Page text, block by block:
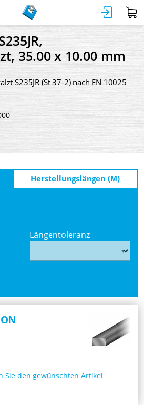
35.00 x 10.00 mm
S235JR (St 37-2) nach EN 10025
Herstellungslängen (M)
Längentoleranz
Sie den gewünschten Artikel